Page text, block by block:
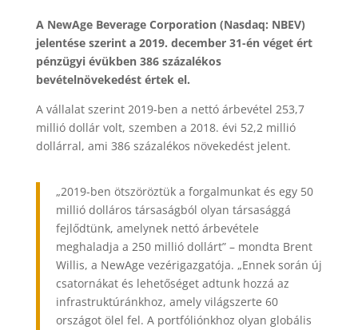
A NewAge Beverage Corporation (Nasdaq: NBEV)
jelentése szerint a 2019. december 31-én véget ért
pénzügyi évükben 386 százalékos
bevételnövekedést értek el.
A vállalat szerint 2019-ben a nettó árbevétel 253,7
millió dollár volt, szemben a 2018. évi 52,2 millió
dollárral, ami 386 százalékos növekedést jelent.
„2019-ben ötszöröztük a forgalmunkat és egy 50
millió dolláros társaságból olyan társasággá
fejlődtünk, amelynek nettó árbevétele
meghaladja a 250 millió dollárt” – mondta Brent
Willis, a NewAge vezérigazgatója. „Ennek során új
csatornákat és lehetőséget adtunk hozzá az
infrastruktúránkhoz, amely világszerte 60
országot ölel fel. A portfóliónkhoz olyan globális